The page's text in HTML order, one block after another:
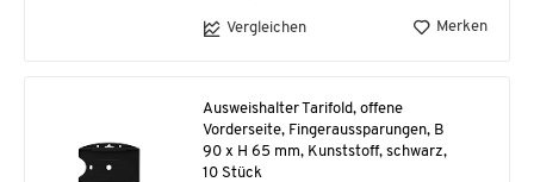
Vergleichen Merken
Ausweishalter Tarifold, offene
Vorderseite, Fingeraussparungen, B
90 x H 65 mm, Kunststoff, schwarz,
10 Stück